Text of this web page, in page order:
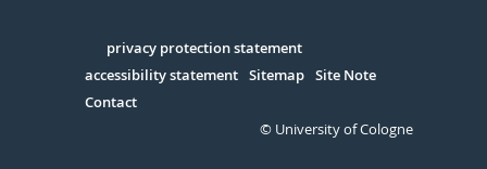
Serivce
privacy protection statement
accessibility statement Sitemap Site Note
Contact
© University of Cologne